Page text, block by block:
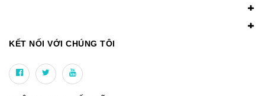
KẾT NỐI VỚI CHÚNG TÔI